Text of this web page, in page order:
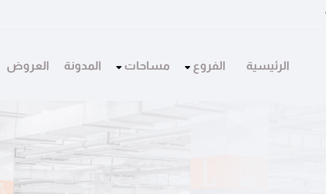
الرئيسية الفروع مساحات المدونة العروض